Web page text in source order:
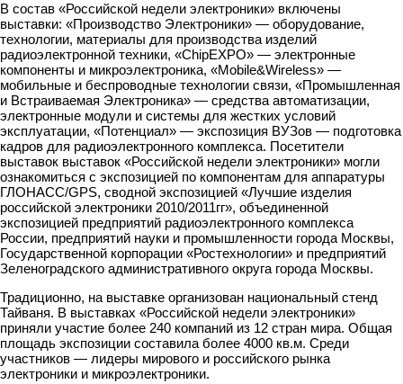
В состав «Российской недели электроники» включены
выставки: «Производство Электроники» — оборудование,
технологии, материалы для производства изделий
радиоэлектронной техники, «ChipEXPO» — электронные
компоненты и микроэлектроника, «Mobile&Wireless» —
мобильные и беспроводные технологии связи, «Промышленная
и Встраиваемая Электроника» — средства автоматизации,
электронные модули и системы для жестких условий
эксплуатации, «Потенциал» — экспозиция ВУЗов — подготовка
кадров для радиоэлектронного комплекса. Посетители
выставок выставок «Российской недели электроники» могли
ознакомиться с экспозицией по компонентам для аппаратуры
ГЛОНАСС/GPS, сводной экспозицией «Лучшие изделия
российской электроники 2010/2011гг», объединенной
экспозицией предприятий радиоэлектронного комплекса
России, предприятий науки и промышленности города Москвы,
Государственной корпорации «Ростехнологии» и предприятий
Зеленоградского административного округа города Москвы.
Традиционно, на выставке организован национальный стенд
Тайваня. В выставках «Российской недели электроники»
приняли участие более 240 компаний из 12 стран мира. Общая
площадь экспозиции составила более 4000 кв.м. Среди
участников — лидеры мирового и российского рынка
электроники и микроэлектроники.